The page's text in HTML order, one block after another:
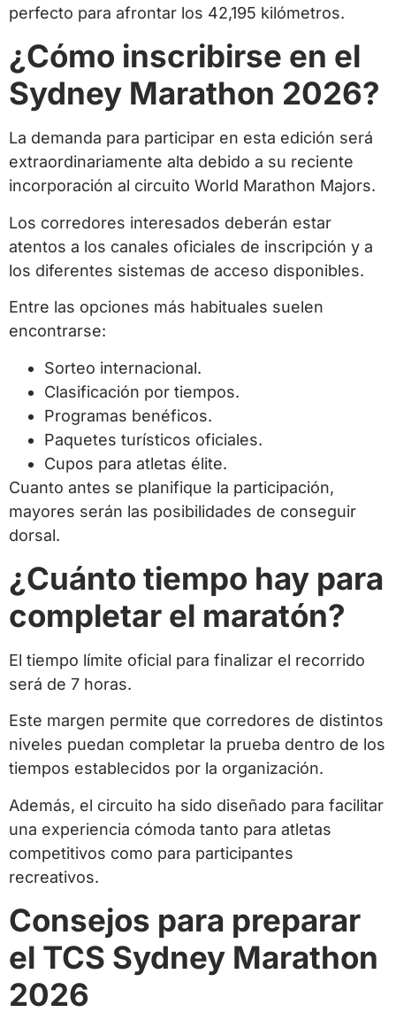
perfecto para afrontar los 42,195 kilómetros.
¿Cómo inscribirse en el
Sydney Marathon 2026?
La demanda para participar en esta edición será
extraordinariamente alta debido a su reciente
incorporación al circuito World Marathon Majors.
Los corredores interesados deberán estar
atentos a los canales oficiales de inscripción y a
los diferentes sistemas de acceso disponibles.
Entre las opciones más habituales suelen
encontrarse:
Sorteo internacional.
Clasificación por tiempos.
Programas benéficos.
Paquetes turísticos oficiales.
Cupos para atletas élite.
Cuanto antes se planifique la participación,
mayores serán las posibilidades de conseguir
dorsal.
¿Cuánto tiempo hay para
completar el maratón?
El tiempo límite oficial para finalizar el recorrido
será de 7 horas.
Este margen permite que corredores de distintos
niveles puedan completar la prueba dentro de los
tiempos establecidos por la organización.
Además, el circuito ha sido diseñado para facilitar
una experiencia cómoda tanto para atletas
competitivos como para participantes
recreativos.
Consejos para preparar
el TCS Sydney Marathon
2026